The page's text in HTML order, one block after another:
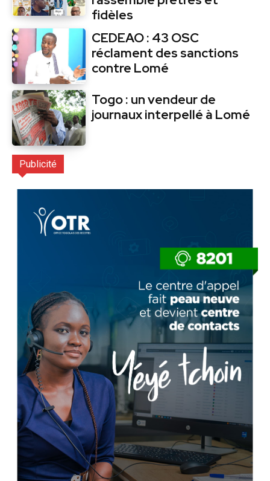
fidèles
CEDEAO : 43 OSC
réclament des sanctions
contre Lomé
Togo : un vendeur de
journaux interpellé à Lomé
Publicité